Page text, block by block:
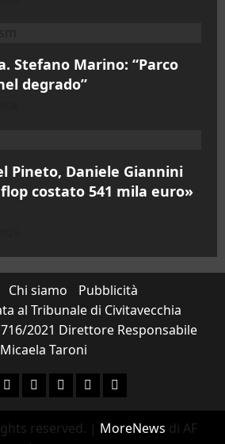
Stefano Marino: “Parco
degrado”
Pineto, Daniele Giannini
costato 541 mila euro»
Chi siamo
Pubblicità
al Tribunale di Civitavecchia
2021 Direttore Responsabile
Micaela Taroni
Instagram
YouTubeTwitterEmailEnte Parco
reserved. | MoreNews di AF